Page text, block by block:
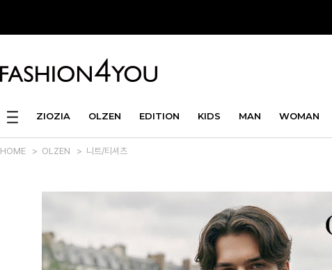
ZIOZIA OLZEN EDITION KIDS MAN WOMAN
HOME > OLZEN > 니트/티셔츠